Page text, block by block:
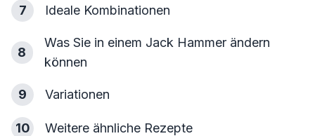
7 Ideale Kombinationen
8
Was Sie in einem Jack Hammer ändern
können
9 Variationen
10 Weitere ähnliche Rezepte